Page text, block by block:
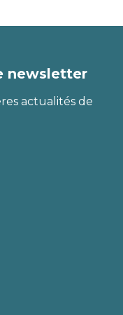
newsletter
actualités de